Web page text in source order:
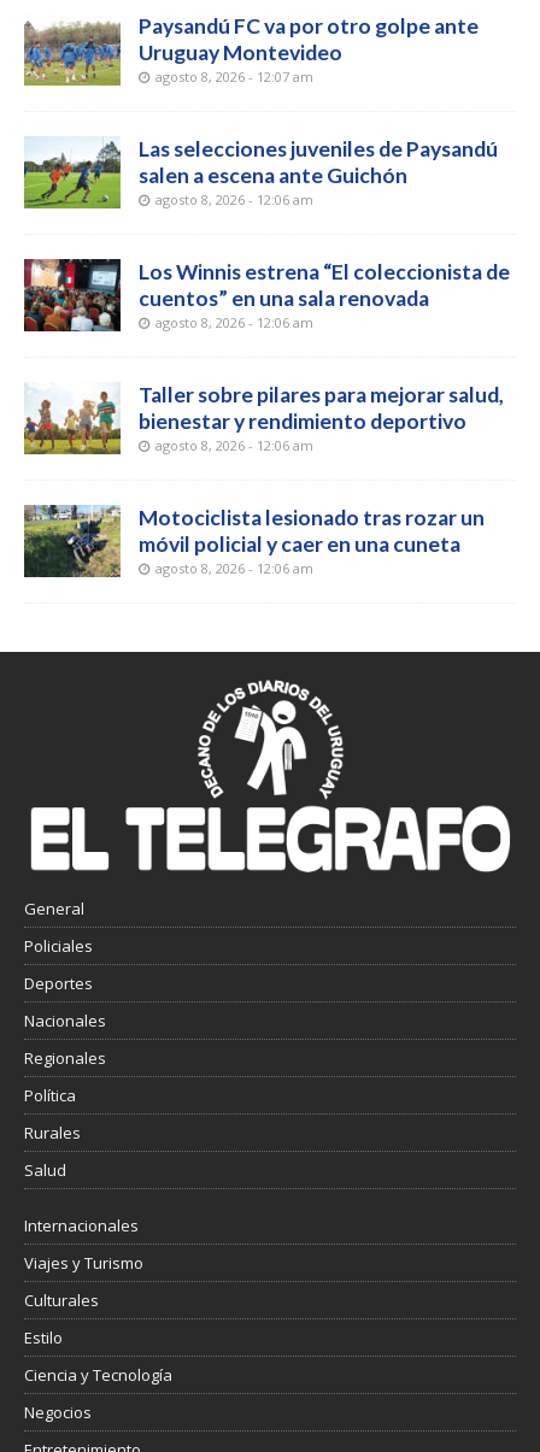
Paysandú FC va por otro golpe ante
Uruguay Montevideo
agosto 8, 2026 - 12:07 am
Las selecciones juveniles de Paysandú
salen a escena ante Guichón
agosto 8, 2026 - 12:06 am
Los Winnis estrena “El coleccionista de
cuentos” en una sala renovada
agosto 8, 2026 - 12:06 am
Taller sobre pilares para mejorar salud,
bienestar y rendimiento deportivo
agosto 8, 2026 - 12:06 am
Motociclista lesionado tras rozar un
móvil policial y caer en una cuneta
agosto 8, 2026 - 12:06 am
General
Policiales
Deportes
Nacionales
Regionales
Política
Rurales
Salud
Internacionales
Viajes y Turismo
Culturales
Estilo
Ciencia y Tecnología
Negocios